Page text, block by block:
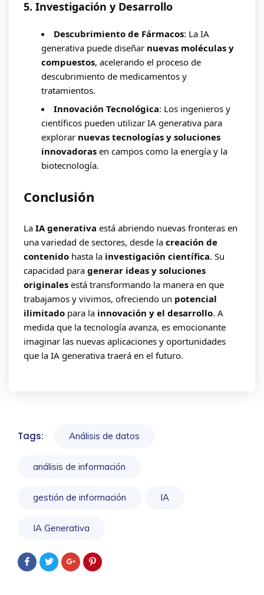
5. Investigación y Desarrollo
Descubrimiento de Fármacos: La IA
generativa puede diseñar nuevas moléculas y
compuestos, acelerando el proceso de
descubrimiento de medicamentos y
tratamientos.
Innovación Tecnológica: Los ingenieros y
científicos pueden utilizar IA generativa para
explorar nuevas tecnologías y soluciones
innovadoras en campos como la energía y la
biotecnología.
Conclusión
La IA generativa está abriendo nuevas fronteras en
una variedad de sectores, desde la creación de
contenido hasta la investigación científica. Su
capacidad para generar ideas y soluciones
originales está transformando la manera en que
trabajamos y vivimos, ofreciendo un potencial
ilimitado para la innovación y el desarrollo. A
medida que la tecnología avanza, es emocionante
imaginar las nuevas aplicaciones y oportunidades
que la IA generativa traerá en el futuro.
Tags: Análisis de datos
análisis de información
gestión de información IA
IA Generativa